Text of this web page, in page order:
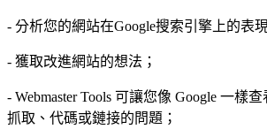
- 分析您的網站在Google搜索引擎上的表現
- 獲取改進網站的想法；
- Webmaster Tools 可讓您像 Google 一樣
抓取、代碼或鏈接的問題；